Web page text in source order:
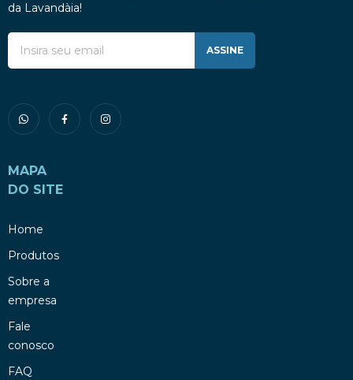
da Lavandàia!
ASSINE
MAPA
DO SITE
Home
Produtos
Sobre a
empresa
Fale
conosco
FAQ